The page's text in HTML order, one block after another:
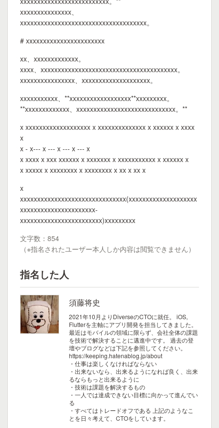
xxxxxxxxxxxxxxx、
xxxxxxxxxxxxxxxxxxxxxxxxxxxxxxxxxxxxx。
# xxxxxxxxxxxxxxxxxxxxxxx
xx、xxxxxxxxxxxxx。
xxxx、xxxxxxxxxxxxxxxxxxxxxxxxxxxxxxxxxxxxxxxx。
xxxxxxxxxxxxxxxx、xxxxxxxxxxxxxxxxxxxx。
xxxxxxxxxxx、**xxxxxxxxxxxxxxxxxx**xxxxxxxxx。
**xxxxxxxxxxxxx、xxxxxxxxxxxxxxxxxxxxxxxxxxxxx。**
x xxxxxxxxxxxxxxxxxxx x xxxxxxxxxxxxxx x xxxxxx x xxxx
x
x - x--- x --- x --- x --- x
x xxxx x xxx xxxxxx x xxxxxxx x xxxxxxxxxxx x xxxxxx x
x xxxxx x xxxxxxxx x xxxxxxxx x xx x xx x
x
xxxxxxxxxxxxxxxxxxxxxxxxxxxxxxx(xxxxxxxxxxxxxxxxxxxx
xxxxxxxxxxxxxxxxxxxxxx-
xxxxxxxxxxxxxxxxxxxxxxxx)xxxxxxxxx
文字数：854
（※指名されたユーザー本人しか内容は閲覧できません）
指名した人
須藤将史
2021年10月よりDiverseのCTOに就任。
iOS,
Flutterを主軸にアプリ開発を担当してきました。
最近はモバイルの領域に限らず、会社全体の課題
を技術で解決することに邁進中です。
過去の登
壇やブログなどは下記を参照してください。
https://keeping.hatenablog.jp/about
・仕事は楽しくなければならない
・出来ないなら、出来るようになれば良く、出来
るならもっと出来るように
・技術は課題を解決するもの
・一人では達成できない目標に向かって進んでい
る
・すべてはトレードオフである 上記のようなこ
とを日々考えて、CTOをしています。